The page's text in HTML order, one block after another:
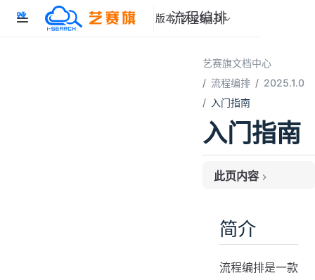
跳
版本: 2025.1.0
流程编排
艺赛旗文档中心
流程编排
2025.1.0
入门指南
入门指南
此页内容
关键功能
简介
流程编排是一款